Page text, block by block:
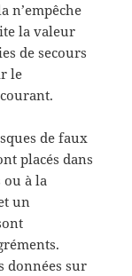
n’empêche
la valeur
de secours
le
de faux
placés dans
ou à la
un
données sur